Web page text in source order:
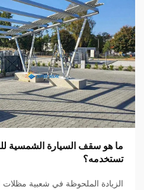
ما هو سقف السيارة الشمسية
تستخدمه؟
الزيادة الملحوظة في شعبية